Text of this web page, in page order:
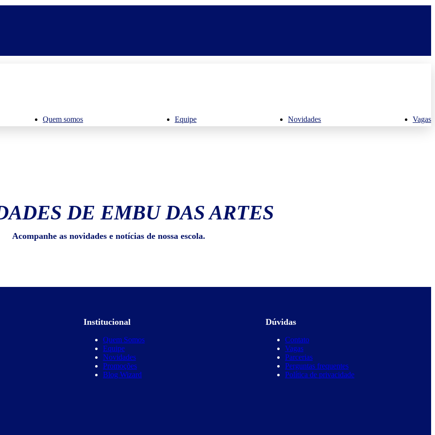
Quem somos Equipe Novidades Vagas
DE EMBU DAS ARTES
Acompanhe as novidades e notícias de nossa escola.
Institucional
Quem Somos
Equipe
Novidades
Promoções
Blog Wizard
Dúvidas
Contato
Vagas
Parcerias
Perguntas frequentes
Política de privacidade